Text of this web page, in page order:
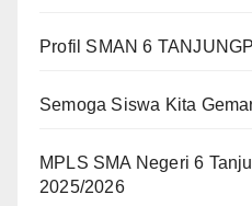
Profil SMAN 6
Semoga Siswa Kita
MPLS SMA Negeri 6
2025/2026